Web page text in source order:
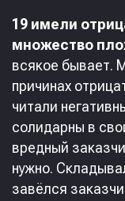
19 имели
множество
всякое бывает.
причинах
читали
солидарны в
вредный
нужно.
завёлся